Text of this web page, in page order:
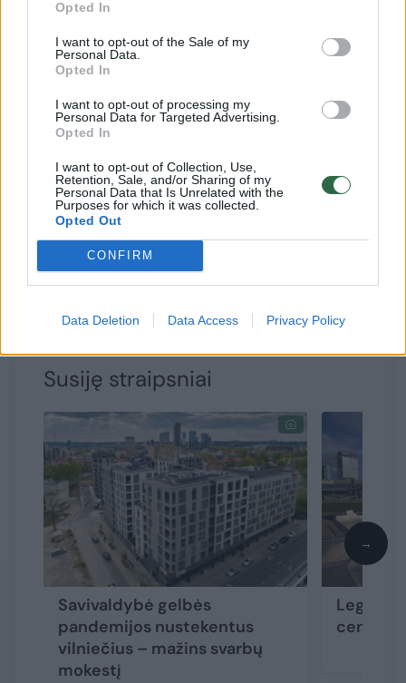
Opted In
I want to opt-out of the Sale of my
Personal Data.
Opted In
I want to opt-out of processing my
Personal Data for Targeted Advertising.
Opted In
I want to opt-out of Collection, Use,
Retention, Sale, and/or Sharing of my
Personal Data that Is Unrelated with the
Purposes for which it was collected.
Opted Out
CONFIRM
Data Deletion Data Access Privacy Policy
atsiranda ir didesnių, iš kelių pastatų
sudarytų, kompleksų.
A. Šukys pažymi, kad „viskas viename“
koncepcijos verslo kompleksų plėtrą
Lietuvoje skatina ne tik jų patogumas, bet ir
didėjantys internetinės prekybos mastai.
Tokio tipo kompleksai itin patrauklūs mažoms
ir vidutinio dydžio įmonėms, ieškančioms
mažesnio ploto patalpų, tačiau kartu
Susiję straipsniai
Savivaldybė gelbės
pandemijos nustekentus
vilniečius – mažins svarbų
mokestį
centras
→